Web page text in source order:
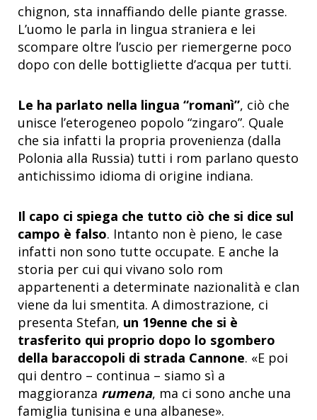
chignon, sta innaffiando delle piante grasse.
L’uomo le parla in lingua straniera e lei
scompare oltre l’uscio per riemergerne poco
dopo con delle bottigliette d’acqua per tutti.
Le ha parlato nella lingua “romanì”, ciò che
unisce l’eterogeneo popolo “zingaro”. Quale
che sia infatti la propria provenienza (dalla
Polonia alla Russia) tutti i rom parlano questo
antichissimo idioma di origine indiana.
Il capo ci spiega che tutto ciò che si dice sul
campo è falso. Intanto non è pieno, le case
infatti non sono tutte occupate. E anche la
storia per cui qui vivano solo rom
appartenenti a determinate nazionalità e clan
viene da lui smentita. A dimostrazione, ci
presenta Stefan, un 19enne che si è
trasferito qui proprio dopo lo sgombero
della baraccopoli di strada Cannone. «E poi
qui dentro – continua – siamo sì a
maggioranza rumena, ma ci sono anche una
famiglia tunisina e una albanese».